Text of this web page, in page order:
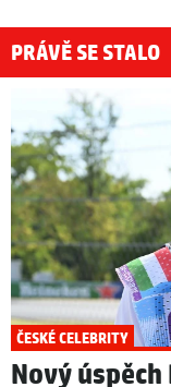
PRÁVĚ SE STALO
ČESKÉ CELEBRITY
Nový